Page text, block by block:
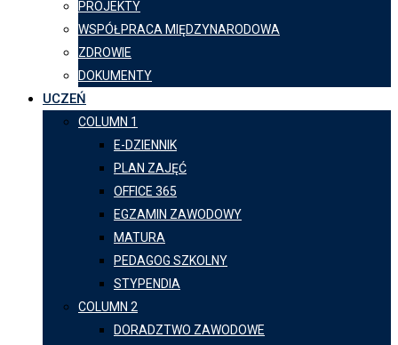
PROJEKTY
WSPÓŁPRACA MIĘDZYNARODOWA
ZDROWIE
DOKUMENTY
UCZEŃ
COLUMN 1
E-DZIENNIK
PLAN ZAJĘĆ
OFFICE 365
EGZAMIN ZAWODOWY
MATURA
PEDAGOG SZKOLNY
STYPENDIA
COLUMN 2
DORADZTWO ZAWODOWE